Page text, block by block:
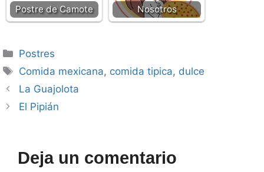
Postre de Camote Nosotros
Categorías
Postres
Etiquetas
Comida mexicana, comida tipica, dulce
La Guajolota
El Pipián
Deja un comentario